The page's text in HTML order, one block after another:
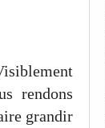
rendons
grandir